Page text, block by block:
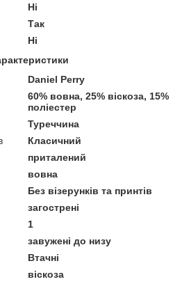
Ні
Так
Ні
Daniel Perry
60% вовна, 25% віскоза, 15%
поліестер
Туреччина
Класичний
приталений
вовна
Без візерунків та принтів
загострені
1
завужені до низу
Втачні
віскоза